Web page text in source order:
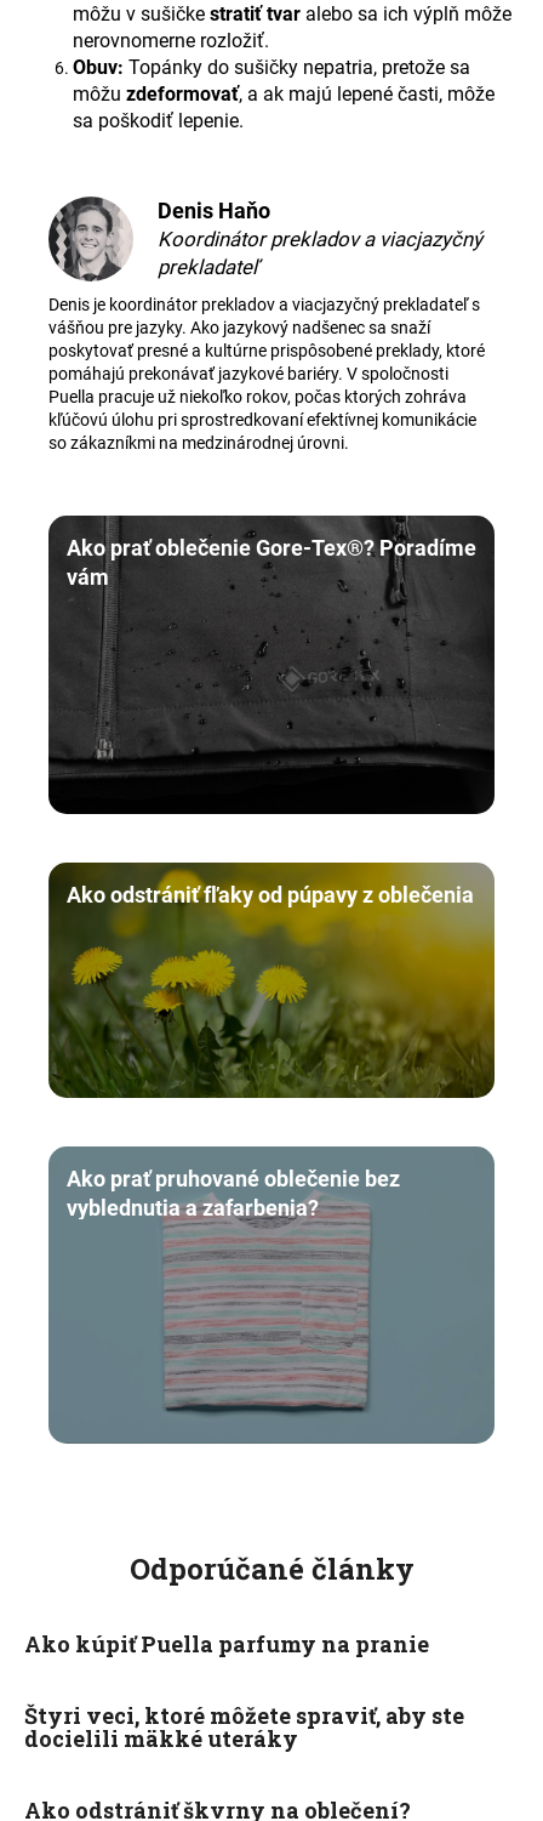
môžu v sušičke stratiť tvar alebo sa ich výplň môže
nerovnomerne rozložiť.
Obuv: Topánky do sušičky nepatria, pretože sa
môžu zdeformovať, a ak majú lepené časti, môže
sa poškodiť lepenie.
Denis Haňo
Koordinátor prekladov a viacjazyčný
prekladateľ
Denis je koordinátor prekladov a viacjazyčný prekladateľ s
vášňou pre jazyky. Ako jazykový nadšenec sa snaží
poskytovať presné a kultúrne prispôsobené preklady, ktoré
pomáhajú prekonávať jazykové bariéry. V spoločnosti
Puella pracuje už niekoľko rokov, počas ktorých zohráva
kľúčovú úlohu pri sprostredkovaní efektívnej komunikácie
so zákazníkmi na medzinárodnej úrovni.
Ako prať oblečenie Gore-Tex®? Poradíme
vám
Ako odstrániť fľaky od púpavy z oblečenia
Ako prať pruhované oblečenie bez
vyblednutia a zafarbenia?
Odporúčané články
Ako kúpiť Puella parfumy na pranie
Štyri veci, ktoré môžete spraviť, aby ste
docielili mäkké uteráky
Ako odstrániť škvrny na oblečení?